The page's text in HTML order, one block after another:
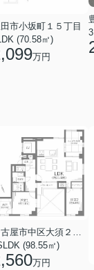
市小坂町１５丁目
(70.58㎡)
万円
(98.55㎡)
万円